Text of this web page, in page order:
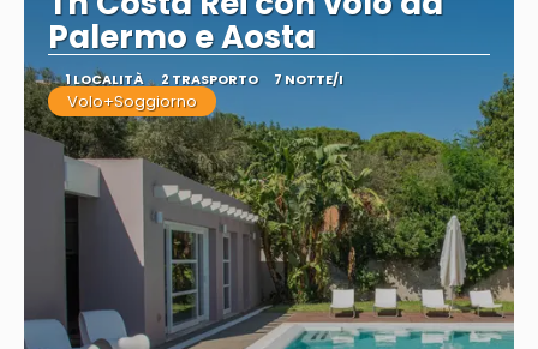
Palermo e Aosta
1 LOCALITÀ 2 TRASPORTO 7 NOTTE/I
Volo+Soggiorno